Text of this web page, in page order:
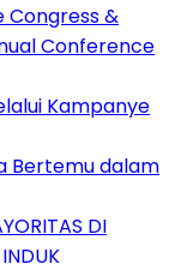
Congress &
Conference
Kampanye
Bertemu dalam
DI